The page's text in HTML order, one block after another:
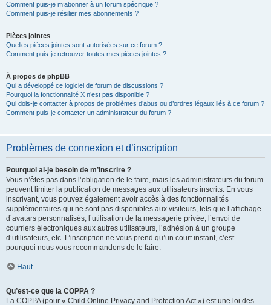
Comment puis-je m’abonner à un forum spécifique ?
Comment puis-je résilier mes abonnements ?
Pièces jointes
Quelles pièces jointes sont autorisées sur ce forum ?
Comment puis-je retrouver toutes mes pièces jointes ?
À propos de phpBB
Qui a développé ce logiciel de forum de discussions ?
Pourquoi la fonctionnalité X n’est pas disponible ?
Qui dois-je contacter à propos de problèmes d’abus ou d’ordres légaux liés à ce forum ?
Comment puis-je contacter un administrateur du forum ?
Problèmes de connexion et d’inscription
Pourquoi ai-je besoin de m’inscrire ?
Vous n’êtes pas dans l’obligation de le faire, mais les administrateurs du forum
peuvent limiter la publication de messages aux utilisateurs inscrits. En vous
inscrivant, vous pouvez également avoir accès à des fonctionnalités
supplémentaires qui ne sont pas disponibles aux visiteurs, tels que l’affichage
d’avatars personnalisés, l’utilisation de la messagerie privée, l’envoi de
courriers électroniques aux autres utilisateurs, l’adhésion à un groupe
d’utilisateurs, etc. L’inscription ne vous prend qu’un court instant, c’est
pourquoi nous vous recommandons de le faire.
Haut
Qu’est-ce que la COPPA ?
La COPPA (pour « Child Online Privacy and Protection Act ») est une loi des